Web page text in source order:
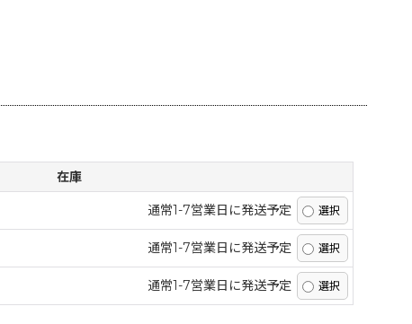
在庫
通常1-7営業日に発送予定
通常1-7営業日に発送予定
通常1-7営業日に発送予定